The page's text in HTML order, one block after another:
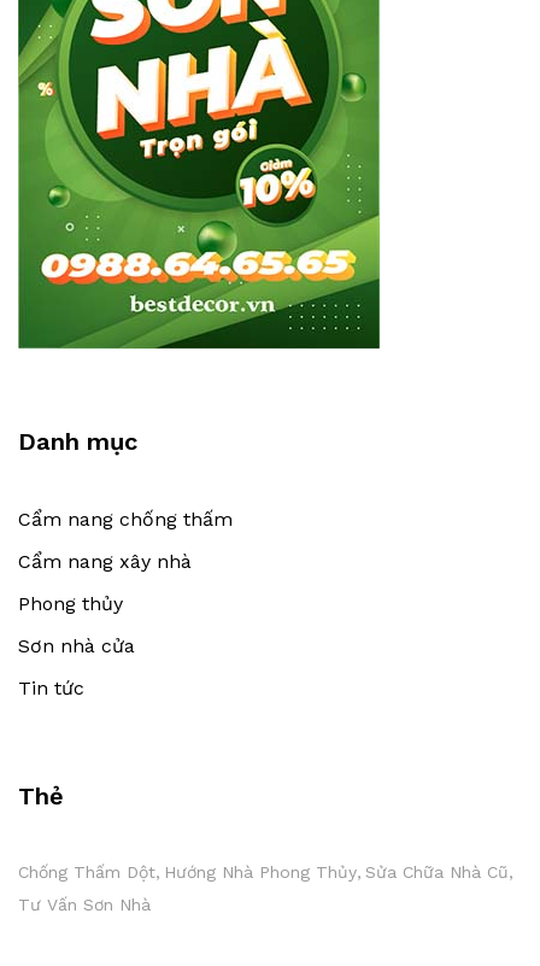
Danh mục
Cẩm nang chống thấm
Cẩm nang xây nhà
Phong thủy
Sơn nhà cửa
Tin tức
Thẻ
Chống Thấm Dột Hướng Nhà Phong Thủy Sửa Chữa Nhà Cũ
Tư Vấn Sơn Nhà